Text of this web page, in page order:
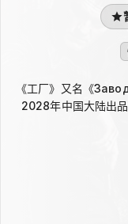
《工厂》又名《
2028年中国大陆出
夫、弗拉季斯拉夫·
有惊悚、剧情与纪录